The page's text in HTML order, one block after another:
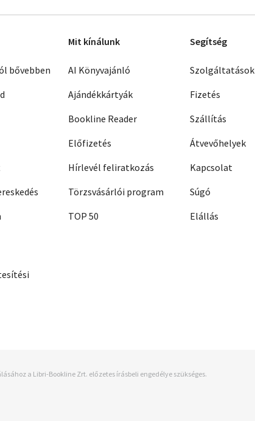
bővebben
Mit kínálunk
AI Könyvajánló
Ajándékkártyák
Bookline Reader
Előfizetés
Hírlevél feliratkozás
Törzsvásárlói program
TOP 50
Segítség
Szolgáltatások
Fizetés
Szállítás
Átvevőhelyek
Kapcsolat
Súgó
Elállás
a Libri-Bookline Zrt. előzetes írásbeli engedélye szükséges.